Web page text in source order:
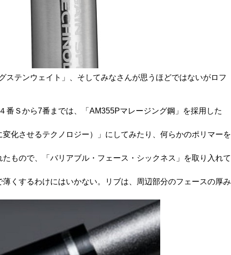
テンウェイト」、そしてみなさんが思うほどではないがロフ
番Ｓから7番までは、「AM355Pマレージング鋼」を採用した
化させるテクノロジー）」にしてみたり、何らかのポリマーを
もので、「バリアブル・フェース・シックネス」を取り入れて
くするわけにはいかない。リブは、周辺部分のフェースの厚み